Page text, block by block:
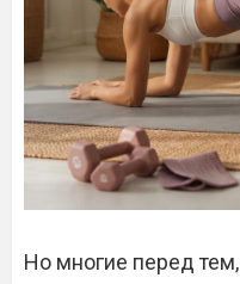
Но многие перед тем,